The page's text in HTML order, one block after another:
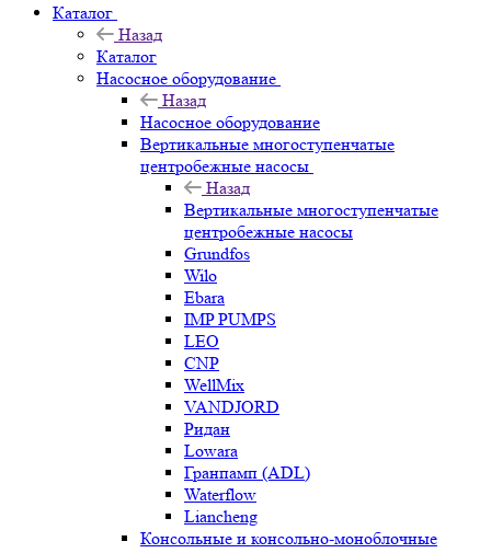
Каталог
Назад
Каталог
Насосное оборудование
Назад
Насосное оборудование
Вертикальные многоступенчатые
центробежные насосы
Назад
Вертикальные многоступенчатые
центробежные насосы
Grundfos
Wilo
Ebara
IMP PUMPS
LEO
CNP
WellMix
VANDJORD
Ридан
Lowara
Гранпамп (ADL)
Waterflow
Liancheng
Консольные и консольно-моноблочные